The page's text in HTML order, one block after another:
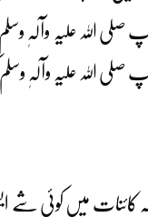
علیہ وآلہٖ وسلم
اللہ علیہ وآلہٖ وسلم
کائنات میں کوئی شے